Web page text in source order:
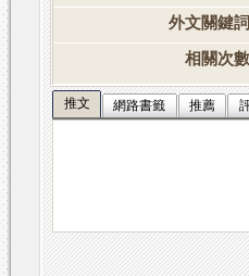
外文關鍵
相關次
推文 網路書籤 推薦